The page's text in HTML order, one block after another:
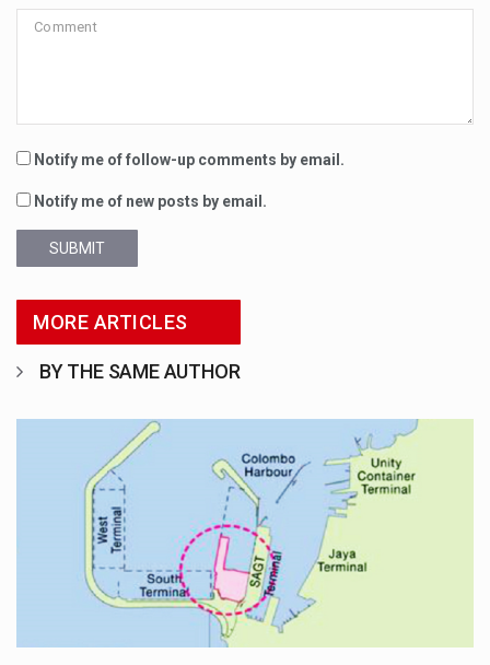
Notify me of follow-up comments by email.
Notify me of new posts by email.
SUBMIT
MORE ARTICLES
BY THE SAME AUTHOR